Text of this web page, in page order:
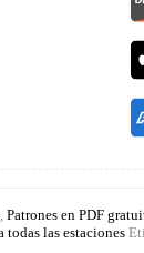
Patrones en PDF
todas las estaciones